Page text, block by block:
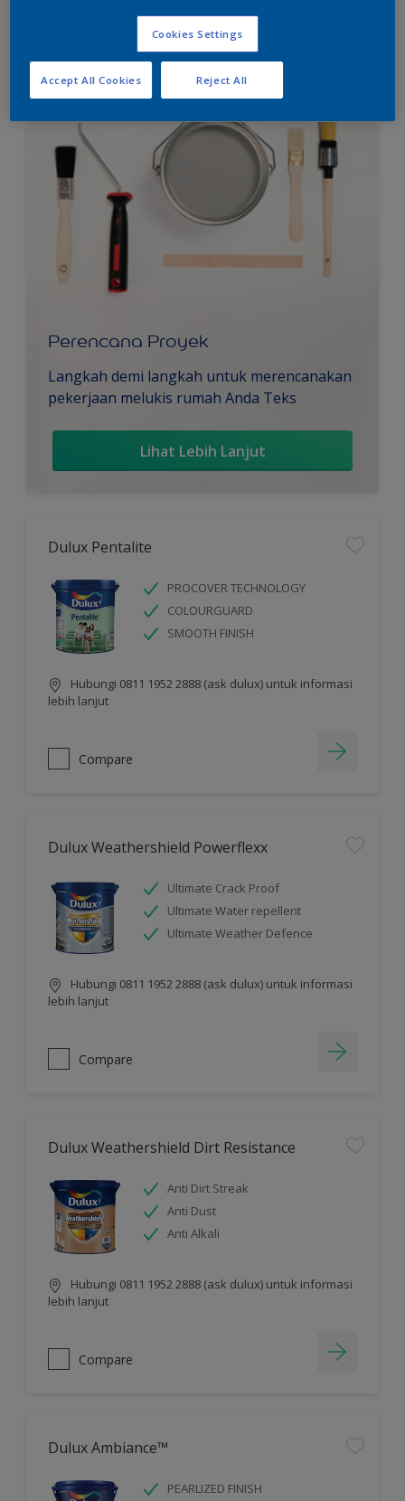
Compare
Perencana Proyek
Langkah demi langkah untuk merencanakan
pekerjaan melukis rumah Anda Teks
Lihat Lebih Lanjut
Dulux Pentalite
PROCOVER TECHNOLOGY
COLOURGUARD
SMOOTH FINISH
Hubungi 0811 1952 2888 (ask dulux) untuk informasi
lebih lanjut
Compare
Dulux Weathershield Powerflexx
Ultimate Crack Proof
Ultimate Water repellent
Ultimate Weather Defence
Hubungi 0811 1952 2888 (ask dulux) untuk informasi
lebih lanjut
Compare
Dulux Weathershield Dirt Resistance
Anti Dirt Streak
Anti Dust
Anti Alkali
Hubungi 0811 1952 2888 (ask dulux) untuk informasi
lebih lanjut
Compare
Dulux Ambiance™
PEARLIZED FINISH
Cookies Settings
Reject All
Accept All Cookies